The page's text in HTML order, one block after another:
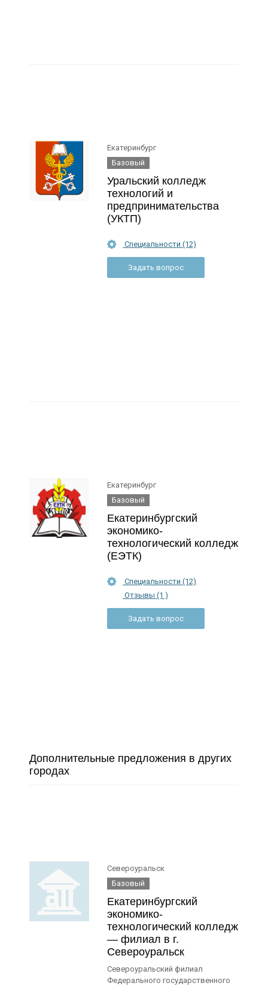
Екатеринбург
Базовый
Уральский колледж
технологий и
предпринимательства
(УКТП)
Специальности (12)
Задать вопрос
Екатеринбург
Базовый
Екатеринбургский
экономико-
технологический колледж
(ЕЭТК)
Специальности (12)
Отзывы (1 )
Задать вопрос
Дополнительные предложения в других
городах
Североуральск
Базовый
Екатеринбургский
экономико-
технологический колледж
— филиал в г.
Североуральск
Североуральский филиал
Федерального государственного